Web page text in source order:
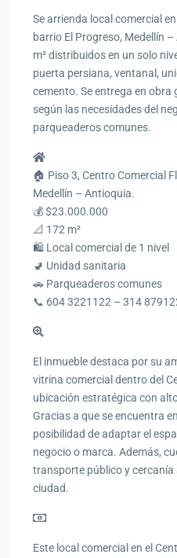
Se arrienda local comercial
barrio El Progreso, Medellín
m² distribuidos en un solo
puerta persiana, ventanal,
cemento. Se entrega en obra
según las necesidades del
parqueaderos comunes.
🏠 Piso 3, Centro Comercial
Medellín – Antioquia.
💰 $23.000.000
📐 172 m²
🛍️ Local comercial de 1 nivel
🚽 Unidad sanitaria
🚗 Parqueaderos comunes
📞 604 3221122 – 314
El inmueble destaca por su
vitrina comercial dentro del
ubicación estratégica con
Gracias a que se encuentra
posibilidad de adaptar el
negocio o marca. Además,
transporte público y
ciudad.
Este local comercial en el